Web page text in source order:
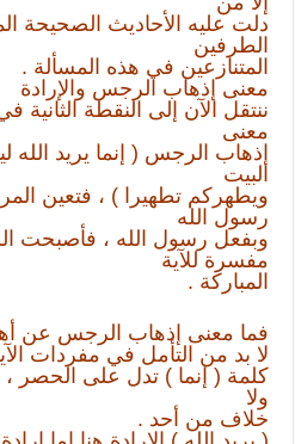
دلت عليه الأحاديث الصحيحة
الطرفين
المتنازعين في هذه المسألة .
معنى إذهاب الرجس والإرادة
ننتقل الآن إلى النقطة الثانية
معنى
إذهاب الرجس ( إنما يريد
البيت
ويطهركم تطهيرا ) ، فتعين
رسول الله
وبفعل رسول الله ، فأصبحت
مفسرة للآية
المباركة .
فما معنى إذهاب الرجس عن
لا بد من التأمل في مفردات
كلمة ( إنما ) تدل على الحصر ،
ولا
خلاف من أحد .